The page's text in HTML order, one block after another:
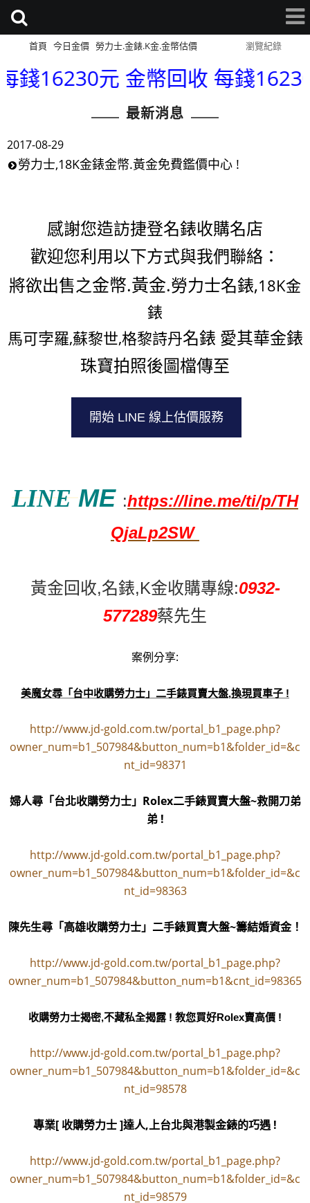
首頁 今日金價 勞力士.金錶.K金.金幣估價 瀏覽紀錄
元 金幣回收 每錢16230元 金
最新消息
2017-08-29
勞力士,18K金錶金幣.黃金免費鑑價中心 !
感謝您造訪捷登名錶收購名店
歡迎您利用以下方式與我們聯絡：
將欲出售之金幣.黃金.勞力士名錶,18K金
錶
馬可孛羅,蘇黎世,格黎詩丹名錶 愛其華金錶
珠寶拍照後圖檔傳至
開始 LINE 線上估價服務
LINE ME :https://line.me/ti/p/TH
QjaLp2SW
黃金回收,名錶,K金收購專線:0932-
577289蔡先生
案例分享:
美魔女尋「台中收購勞力士」二手錶買賣大盤,換現買車子 !
http://www.jd-gold.com.tw/portal_b1_page.php?
owner_num=b1_507984&button_num=b1&folder_id=&c
nt_id=98371
婦人尋「台北收購勞力士」Rolex二手錶買賣大盤~救開刀弟
弟 !
http://www.jd-gold.com.tw/portal_b1_page.php?
owner_num=b1_507984&button_num=b1&folder_id=&c
nt_id=98363
陳先生尋「高雄收購勞力士」二手錶買賣大盤~籌結婚資金！
http://www.jd-gold.com.tw/portal_b1_page.php?
owner_num=b1_507984&button_num=b1&cnt_id=98365
收購勞力士揭密,不藏私全揭露 ! 教您買好Rolex賣高價 !
http://www.jd-gold.com.tw/portal_b1_page.php?
owner_num=b1_507984&button_num=b1&folder_id=&c
nt_id=98578
專業[ 收購勞力士 ]達人,上台北與港製金錶的巧遇 !
http://www.jd-gold.com.tw/portal_b1_page.php?
owner_num=b1_507984&button_num=b1&folder_id=&c
nt_id=98579